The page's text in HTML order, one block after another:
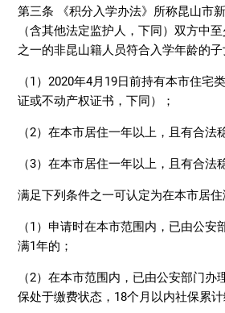
第三条 《积分入学办法》所称昆山市
（含其他法定监护人，下同）双方中
之一的非昆山籍人员符合入学年龄的子
（1）2020年4月19日前持有本市住宅
证或不动产权证书，下同）；
（2）在本市居住一年以上，且有合法
（3）在本市居住一年以上，且有合法
满足下列条件之一可认定为在本市居住
（1）申请时在本市范围内，已由公安
满1年的；
（2）在本市范围内，已由公安部门办
保处于缴费状态，18个月以内社保累计